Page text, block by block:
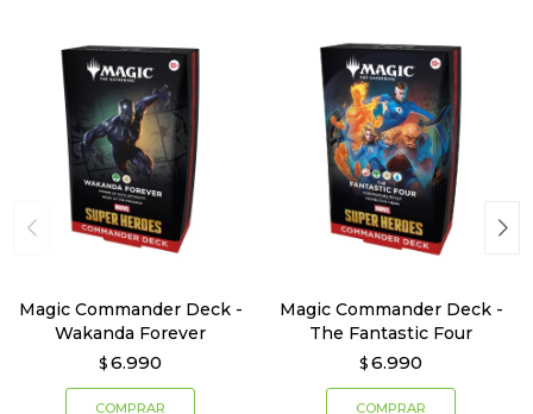
Magic Commander Deck -
Wakanda Forever
$ 6.990
Magic Commander Deck -
The Fantastic Four
$ 6.990